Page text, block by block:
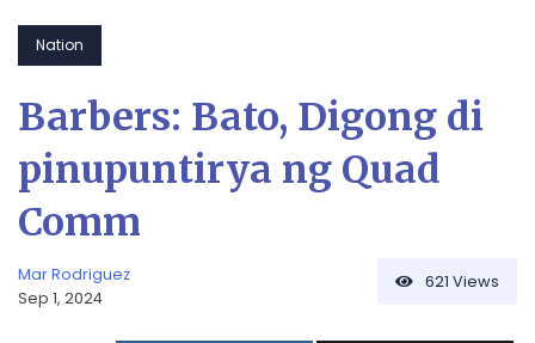
Nation
Barbers: Bato, Digong di
pinupuntirya ng Quad
Comm
Mar Rodriguez
Sep 1, 2024
621 Views